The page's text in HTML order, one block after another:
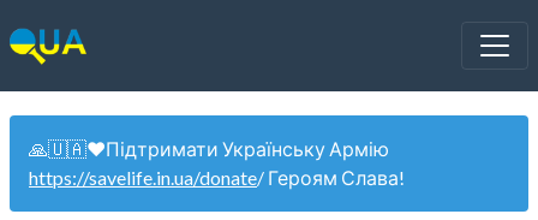
🙏🇺🇦❤️Підтримати Українську Армію
https://savelife.in.ua/donate/ Героям Слава!